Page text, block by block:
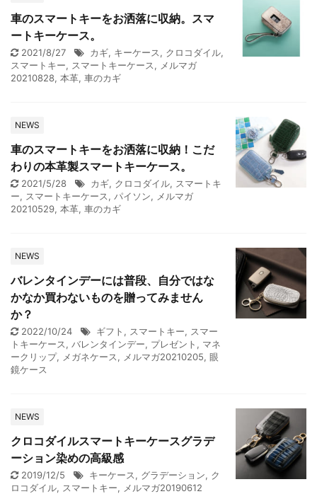
車のスマートキーをお洒落に収納。スマ
ートキーケース。
2021/8/27 カギ, キーケース, クロコダイル,
スマートキー, スマートキーケース, メルマガ
20210828, 本革, 車のカギ
NEWS
車のスマートキーをお洒落に収納！こだ
わりの本革製スマートキーケース。
2021/5/28 カギ, クロコダイル, スマートキ
ー, スマートキーケース, パイソン, メルマガ
20210529, 本革, 車のカギ
NEWS
バレンタインデーには普段、自分ではな
かなか買わないものを贈ってみません
か？
2022/10/24 ギフト , スマートキー, スマー
トキーケース, バレンタインデー, プレゼント , マネ
ークリップ, メガネケース, メルマガ20210205, 眼
鏡ケース
NEWS
クロコダイルスマートキーケースグラデ
ーション染めの高級感
2019/12/5 キーケース, グラデーション, ク
ロコダイル, スマートキー, メルマガ20190612